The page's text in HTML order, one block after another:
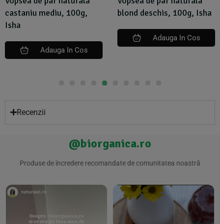
blond deschis, 100g, Isha
blond -miere- 100g, Isha
Adauga In Cos
Recenzii
@biorganica.ro
Produse de încredere recomandate de comunitatea noastră